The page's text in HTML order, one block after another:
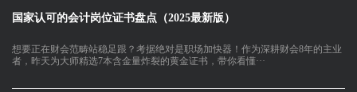
国家认可的会计岗位证书盘点（2025最新版）
想要正在财会范畴站稳足跟？考据绝对是职场加快器！作为深耕财会8年的主业
者，昨天为大师精选7本含金量炸裂的黄金证书，带你看懂···